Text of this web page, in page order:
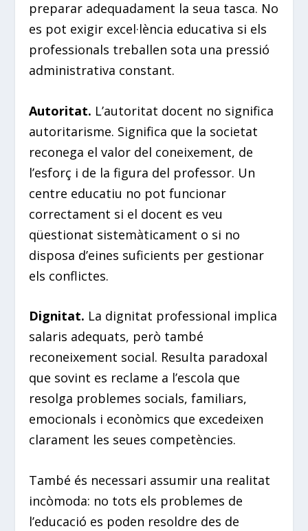
preparar adequadament la seua tasca. No
es pot exigir excel·lència educativa si els
professionals treballen sota una pressió
administrativa constant.
Autoritat. L’autoritat docent no significa
autoritarisme. Significa que la societat
reconega el valor del coneixement, de
l’esforç i de la figura del professor. Un
centre educatiu no pot funcionar
correctament si el docent es veu
qüestionat sistemàticament o si no
disposa d’eines suficients per gestionar
els conflictes.
Dignitat. La dignitat professional implica
salaris adequats, però també
reconeixement social. Resulta paradoxal
que sovint es reclame a l’escola que
resolga problemes socials, familiars,
emocionals i econòmics que excedeixen
clarament les seues competències.
També és necessari assumir una realitat
incòmoda: no tots els problemes de
l’educació es poden resoldre des de